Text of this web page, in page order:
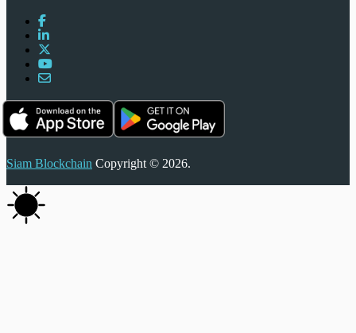
Siam Blockchain Copyright © 2026.